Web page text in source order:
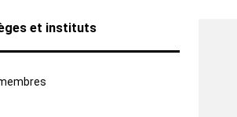
et instituts